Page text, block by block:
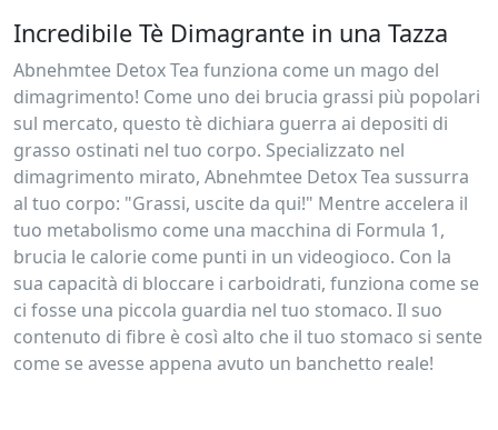
Incredibile Tè Dimagrante in una Tazza
Abnehmtee Detox Tea funziona come un mago del
dimagrimento! Come uno dei brucia grassi più popolari
sul mercato, questo tè dichiara guerra ai depositi di
grasso ostinati nel tuo corpo. Specializzato nel
dimagrimento mirato, Abnehmtee Detox Tea sussurra
al tuo corpo: "Grassi, uscite da qui!" Mentre accelera il
tuo metabolismo come una macchina di Formula 1,
brucia le calorie come punti in un videogioco. Con la
sua capacità di bloccare i carboidrati, funziona come se
ci fosse una piccola guardia nel tuo stomaco. Il suo
contenuto di fibre è così alto che il tuo stomaco si sente
come se avesse appena avuto un banchetto reale!